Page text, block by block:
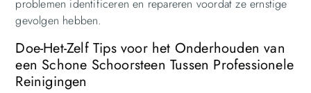
problemen identificeren en repareren voordat ze ernstige
gevolgen hebben.
Doe-Het-Zelf Tips voor het Onderhouden van
een Schone Schoorsteen Tussen Professionele
Reinigingen